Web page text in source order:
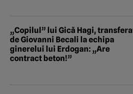
„Copilul” lui Gică Hagi,
de Giovanni Becali la echipa
ginerelui lui Erdogan: „Are
contract beton!”